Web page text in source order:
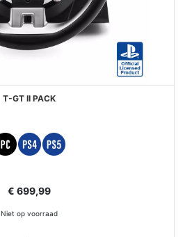
T-GT II PACK
€ 699,99
Niet op voorraad